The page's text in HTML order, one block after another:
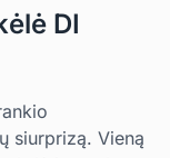
DI
siurprizą. Vieną